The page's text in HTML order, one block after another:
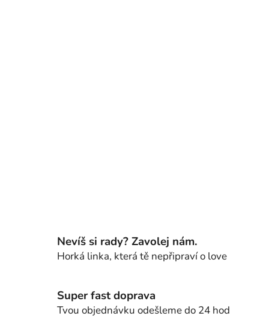
Nevíš si rady? Zavolej nám.
Horká linka, která tě nepřipraví o love
Super fast doprava
Tvou objednávku odešleme do 24 hod